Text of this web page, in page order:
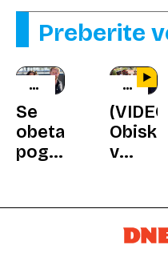
Preberite
BRITANSKI
Se
obeta
poglobitev
in
AFRIŠKI
RITMI
(VIDEO)
Obisk
v
zna